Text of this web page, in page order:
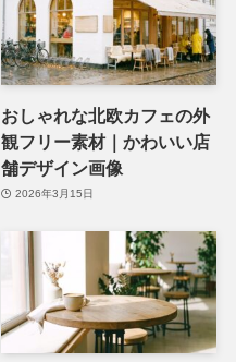
おしゃれな北欧カフェの外
観フリー素材｜かわいい店
舗デザイン画像
2026年3月15日